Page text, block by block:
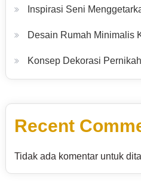
Inspirasi Seni
Desain Rumah Minimalis
Konsep Dekorasi
Recent
Tidak ada komentar untuk